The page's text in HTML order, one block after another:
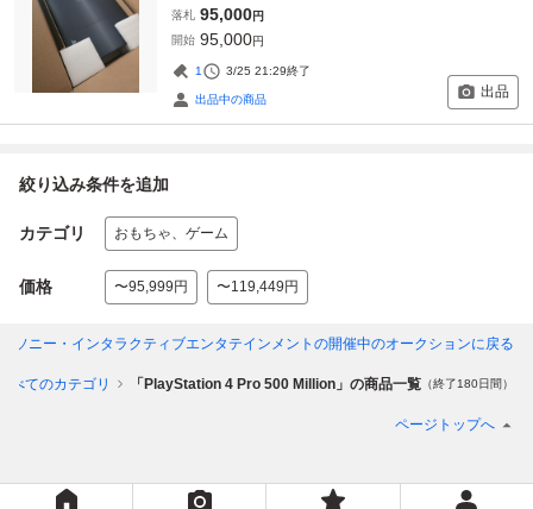
落札 95,000円
開始 95,000円
1 3/25 21:29終了
出品中の商品 出品
絞り込み条件を追加
カテゴリ おもちゃ、ゲーム
価格 〜95,999円 〜119,449円
ソニー・インタラクティブエンタテインメント の開催中のオークションに戻る
べてのカテゴリ 「PlayStation 4 Pro 500 Million」の商品一覧 （終了180日間）
ページトップへ